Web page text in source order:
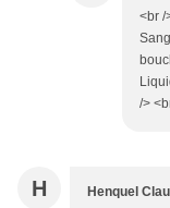
<br /
/>
H Henquel